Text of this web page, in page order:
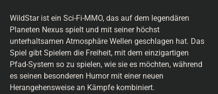
WildStar ist ein Sci-Fi-MMO, das auf dem legendären
Planeten Nexus spielt und mit seiner höchst
unterhaltsamen Atmosphäre Wellen geschlagen hat. Das
Spiel gibt Spielern die Freiheit, mit dem einzigartigen
Pfad-System so zu spielen, wie sie es möchten, während
es seinen besonderen Humor mit einer neuen
Herangehensweise an Kämpfe kombiniert.